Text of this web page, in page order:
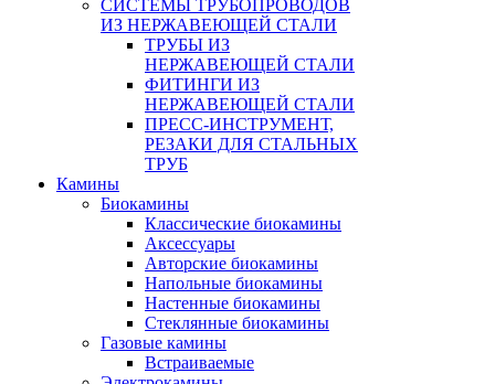
СИСТЕМЫ ТРУБОПРОВОДОВ
ИЗ НЕРЖАВЕЮЩЕЙ СТАЛИ
ТРУБЫ ИЗ
НЕРЖАВЕЮЩЕЙ СТАЛИ
ФИТИНГИ ИЗ
НЕРЖАВЕЮЩЕЙ СТАЛИ
ПРЕСС-ИНСТРУМЕНТ,
РЕЗАКИ ДЛЯ СТАЛЬНЫХ
ТРУБ
Камины
Биокамины
Классические биокамины
Аксессуары
Авторские биокамины
Напольные биокамины
Настенные биокамины
Стеклянные биокамины
Газовые камины
Встраиваемые